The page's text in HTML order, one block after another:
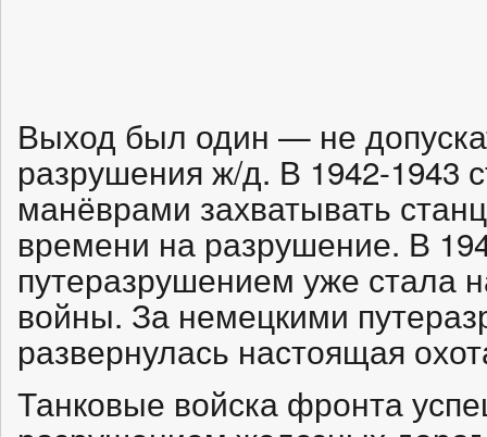
Выход был один — не
разрушения ж/д. В 1942-1943
манёврами захватывать
времени на разрушение. В
путеразрушением уже стала
войны. За немецкими
развернулась настоящая
Танковые войска фронта